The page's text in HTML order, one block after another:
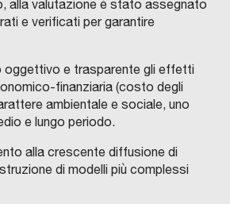
alla valutazione è stato assegnato
e verificati per garantire
oggettivo e trasparente gli effetti
finanziaria (costo degli
ambientale e sociale, uno
e lungo periodo.
alla crescente diffusione di
di modelli più complessi